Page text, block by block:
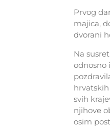
Prvog
majica,
dvorani
Na
odnosno
svih
njihove
osim